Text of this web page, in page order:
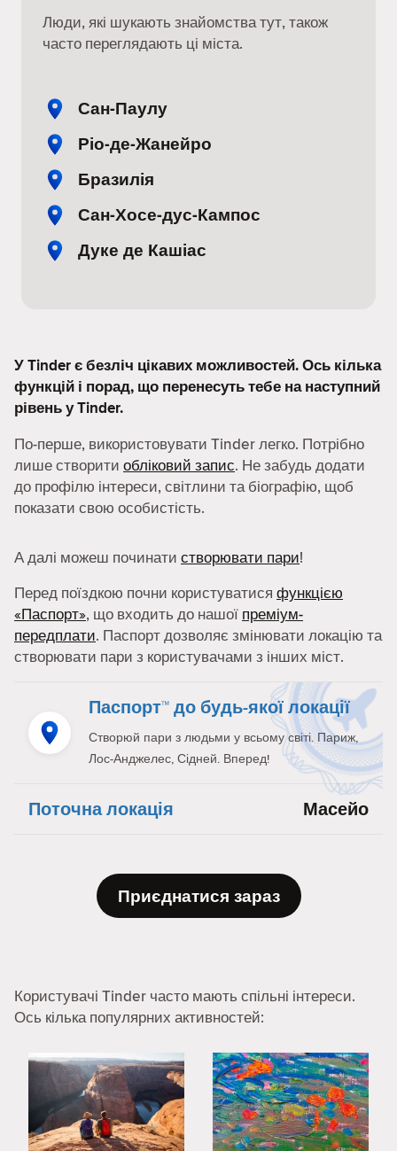
Люди, які шукають знайомства тут, також
часто переглядають ці міста.
Сан-Паулу
Ріо-де-Жанейро
Бразилія
Сан-Хосе-дус-Кампос
Дуке де Кашіас
У Tinder є безліч цікавих можливостей. Ось кілька
функцій і порад, що перенесуть тебе на наступний
рівень у Tinder.
По-перше, використовувати Tinder легко. Потрібно
лише створити обліковий запис. Не забудь додати
до профілю інтереси, світлини та біографію, щоб
показати свою особистість.
А далі можеш починати створювати пари!
Перед поїздкою почни користуватися функцією
«Паспорт», що входить до нашої преміум-
передплати. Паспорт дозволяє змінювати локацію та
створювати пари з користувачами з інших міст.
Паспорт™ до будь-якої локації
Створюй пари з людьми у всьому світі. Париж,
Лос-Анджелес, Сідней. Вперед!
Поточна локація Масейо
Приєднатися зараз
Користувачі Tinder часто мають спільні інтереси.
Ось кілька популярних активностей: